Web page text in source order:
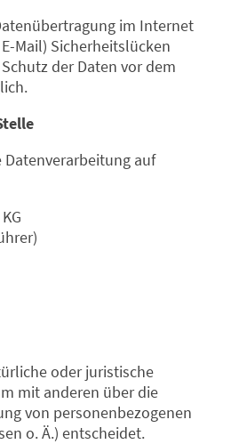
im Internet
Mail) Sicherheitslücken
der Daten vor dem
auf
oder juristische
mit anderen über die
von personenbezogenen
o. Ä.) entscheidet.